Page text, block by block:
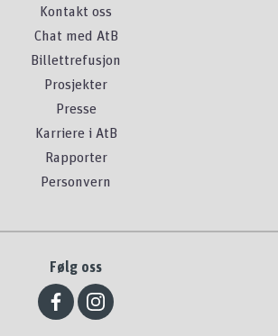
Kontakt oss
Chat med AtB
Billettrefusjon
Prosjekter
Presse
Karriere i AtB
Rapporter
Personvern
Følg oss